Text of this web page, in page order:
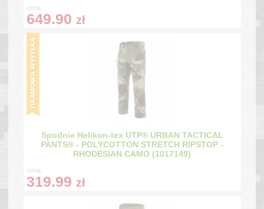
cena:
649.90 zł
Spodnie Helikon-tex UTP® URBAN TACTICAL
PANTS® - POLYCOTTON STRETCH RIPSTOP -
RHODESIAN CAMO (1017149)
cena:
319.99 zł